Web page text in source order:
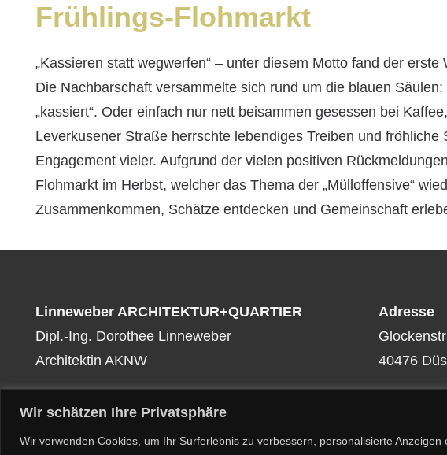
Wir schätzen Ihre Privatsphäre
Wir verwenden Cookies, um Ihr Surferlebnis zu verbessern, personalisierte
Frühlings-Flohmarkt
„Kassieren statt wegwerfen“ – unter diesem Motto fand der
Die Nachbarschaft versammelte sich rund um die blauen
„kassiert“. Oder einfach nur nett beisammen gesessen bei
Leverkusener Straße herrschte lebendiges Treiben und
Engagement vieler. Aufgrund der vielen positiven
Flohmarkt im Herbst, welcher das Thema der „Mülloffensive“
Zusammenkommen, Schätze entdecken und Gemeinschaft
Linneweber ARCHITEKTUR+QUARTIER
Dipl.-Ing. Dorothee Linneweber
Architektin AKNW
Adresse
40476
Copyright 2024, by Dorothee Linneweber